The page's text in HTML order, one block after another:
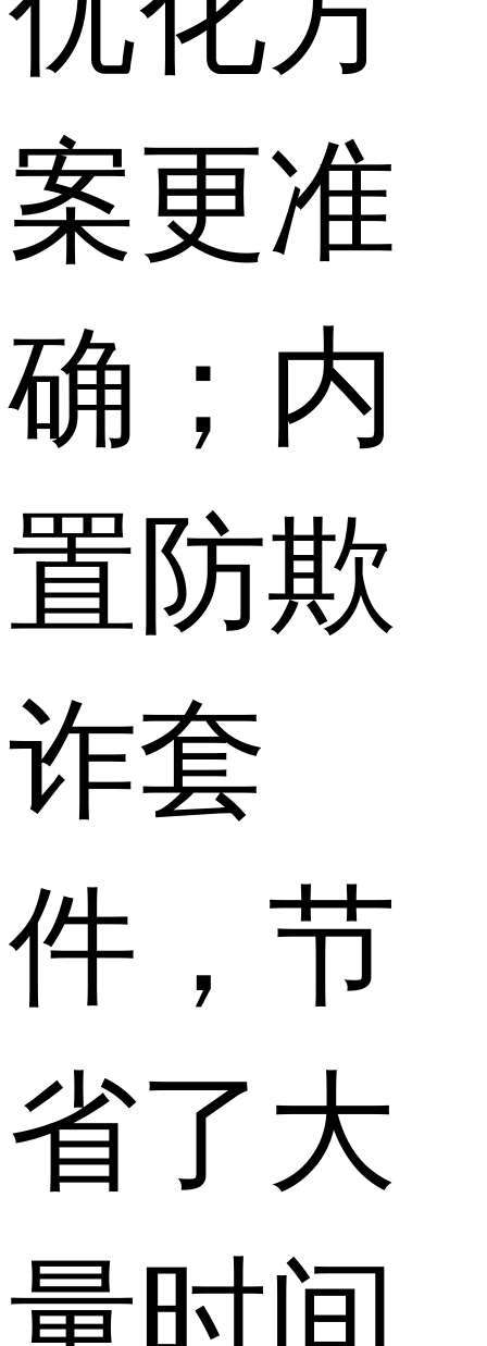
案更准
确；内
置防欺
诈套
件，节
省了大
量时间